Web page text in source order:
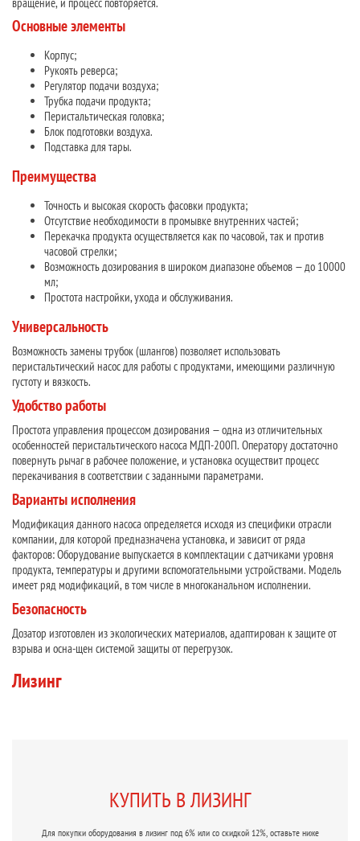
Основные элементы
Корпус;
Рукоять реверса;
Регулятор подачи воздуха;
Трубка подачи продукта;
Перистальтическая головка;
Блок подготовки воздуха.
Подставка для тары.
Преимущества
Точность и высокая скорость фасовки продукта;
Отсутствие необходимости в промывке внутренних частей;
Перекачка продукта осуществляется как по часовой, так и против
часовой стрелки;
Возможность дозирования в широком диапазоне объемов — до 10000
мл;
Простота настройки, ухода и обслуживания.
Универсальность
Возможность замены трубок (шлангов) позволяет использовать
перистальтический насос для работы с продуктами, имеющими различную
густоту и вязкость.
Удобство работы
Простота управления процессом дозирования — одна из отличительных
особенностей перистальтического насоса МДП-200П. Оператору достаточно
повернуть рычаг в рабочее положение, и установка осуществит процесс
перекачивания в соответствии с заданными параметрами.
Варианты исполнения
Модификация данного насоса определяется исходя из специфики отрасли
компании, для которой предназначена установка, и зависит от ряда
факторов: Оборудование выпускается в комплектации с датчиками уровня
продукта, температуры и другими вспомогательными устройствами. Модель
имеет ряд модификаций, в том числе в многоканальном исполнении.
Безопасность
Дозатор изготовлен из экологических материалов, адаптирован к защите от
взрыва и осна-щен системой защиты от перегрузок.
Лизинг
КУПИТЬ В ЛИЗИНГ
Для покупки оборудования в лизинг под 6% или со скидкой 12%, оставьте ниже